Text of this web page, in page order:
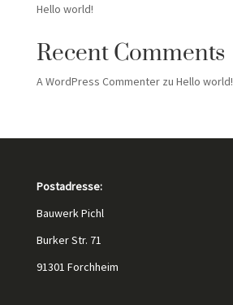
Hello world!
Recent Comments
A WordPress Commenterzu Hello world!
Postadresse:
Bauwerk Pichl
Burker Str. 71
91301 Forchheim